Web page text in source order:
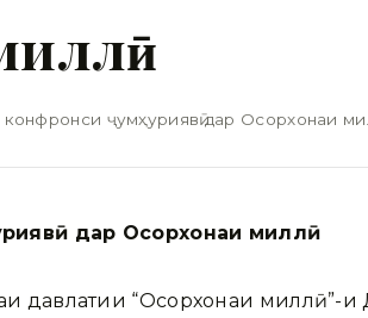
ҷумҳуриявӣ дар Осорхонаи
дар Осорхонаи миллӣ
давлатии “Осорхонаи